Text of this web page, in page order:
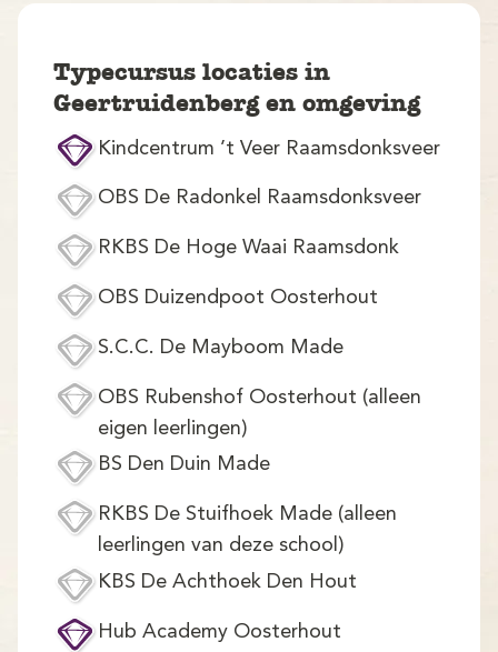
Typecursus locaties in
Geertruidenberg en omgeving
Kindcentrum ’t Veer Raamsdonksveer
OBS De Radonkel Raamsdonksveer
RKBS De Hoge Waai Raamsdonk
OBS Duizendpoot Oosterhout
S.C.C. De Mayboom Made
OBS Rubenshof Oosterhout (alleen
eigen leerlingen)
BS Den Duin Made
RKBS De Stuifhoek Made (alleen
leerlingen van deze school)
KBS De Achthoek Den Hout
Hub Academy Oosterhout